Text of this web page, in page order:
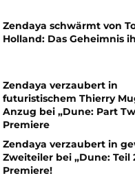
Zendaya schwärmt von
Holland: Das Geheimnis
Zendaya verzaubert in
futuristischem Thierry
Anzug bei „Dune: Part
Premiere
Zendaya verzaubert in
Zweiteiler bei „Dune: Teil
Premiere!